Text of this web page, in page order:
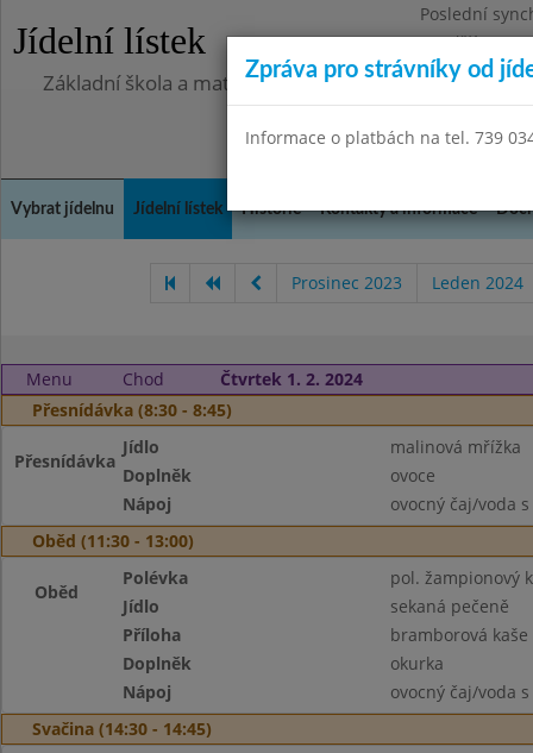
Jídelní lístek
Poslední
Pondělí
Základní škola a mateřská škola Chlumín, okres
Vybrat jídelnu Jídelní lístek Historie Kontakty a informace
Prosinec 2023 Leden 2024
Menu Chod
Čtvrtek 1. 2. 2024
Přesnídávka (8:30 - 8:45)
Přesnídávka
Jídlo
malinová mřížka
Doplněk
ovoce
Nápoj
ovocný čaj/voda
Oběd (11:30 - 13:00)
Oběd
Polévka
pol. žampionový
Jídlo
sekaná pečeně
Příloha
bramborová kaše
Doplněk
okurka
Nápoj
ovocný čaj/voda
Svačina (14:30 - 14:45)
Zpráva pro strávníky od
Informace o platbách na tel. 739